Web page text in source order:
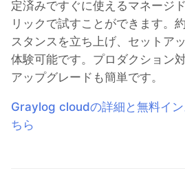
定済みですぐに使えるマネージ
リックで試すことができます。
スタンスを立ち上げ、セットア
体験可能です。プロダクション
アップグレードも簡単です。
Graylog cloudの詳細と無料イン
ちら